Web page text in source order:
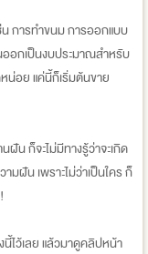
การทำขนม การออกแบบ
อกเป็นงบประมาณสำหรับ
น่อย แค่นี้ก็เริ่มต้นขาย
น ก็จะไม่มีทางรู้ว่าจะเกิด
มฝัน เพราะไม่ว่าเป็นใคร ก็
ไว้เลย แล้วมาดูคลิปหน้า